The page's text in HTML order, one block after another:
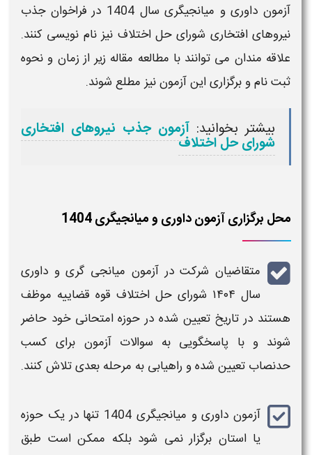
آزمون داوری و میانجیگری سال 1404
در فراخوان جذب
نیروهای افتخاری شورای حل اختلاف نیز نام نویسی کنند.
علاقه مندان می توانند با مطالعه مقاله زیر از زمان و نحوه
ثبت نام و برگزاری اینآزموننیز مطلع شوند.
بیشتر بخوانید: آزمون جذب نیروهای افتخاری
شورای حل اختلاف
محل برگزاری آزمون داوری و میانجیگری 1404
متقاضیان شرکت درآزمون میانجی گری و داوری
سال ۱۴۰۴ شورای حل اختلاف قوه قضاییه
موظف
هستند در تاریختعیین شده در حوزه امتحانی خود حاضر
شوند و با پاسخگویی به سوالاتآزمون برای کسب
حدنصاب تعیین شده و راهیابی به مرحله بعدی تلاش کنند.
آزمون داوری و میانجیگری 1404
تنها در یک حوزه
یا استان برگزار نمی شود بلکه ممکن است طبق